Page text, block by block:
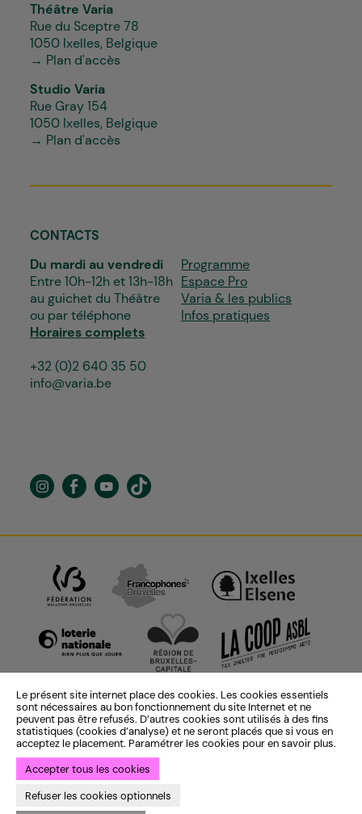
Le présent site internet place des cookies. Les cookies essentiels
sont nécessaires au bon fonctionnement du site Internet et ne
peuvent pas être refusés. D’autres cookies sont utilisés à des fins
statistiques (cookies d’analyse) et ne seront placés que si vous en
acceptez le placement. Paramétrer les cookies pour en savoir plus.
Accepter tous les cookies
Refuser les cookies optionnels
Théâtre Varia
Rue du Sceptre 78
1050 Ixelles, Belgique
→ Plan d'accès
Studio Varia
Rue Gray 154
1050 Ixelles, Belgique
→ Plan d'accès
CONTACTS
Du mardi au vendredi
Entre 10h-12h et 13h-18h
au guichet du Théâtre
ou par téléphone
Horaires complets
+32 (0)2 640 35 50
info@varia.be
Programme
Espace Pro
Varia & les publics
Infos pratiques
Binary— Développement :Bien à vous